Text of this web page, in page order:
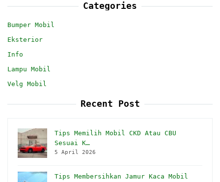
Categories
Bumper Mobil
Eksterior
Info
Lampu Mobil
Velg Mobil
Recent Post
Tips Memilih Mobil CKD Atau CBU
Sesuai K…
5 April 2026
Tips Membersihkan Jamur Kaca Mobil